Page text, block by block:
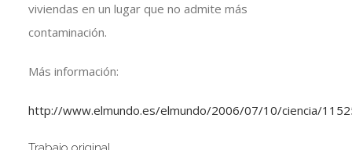
viviendas en un lugar que no admite más
contaminación.
Más información:
http://www.elmundo.es/elmundo/2006/07/10/ciencia/